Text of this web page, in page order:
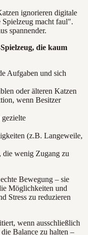
ignorieren digitale
macht faul".
spannender.
die kaum
Aufgaben und sich
oder älteren Katzen
wenn Besitzer
(z.B. Langeweile,
die wenig Zugang zu
Bewegung – sie
Möglichkeiten und
Stress zu reduzieren
wenn ausschließlich
Balance zu halten –